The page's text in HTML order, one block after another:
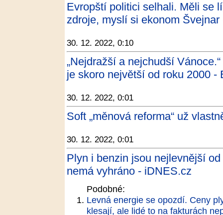
Evropští politici selhali. Měli se
zdroje, myslí si ekonom
30. 12. 2022, 0:10
„Nejdražší a nejchudší
je skoro největší od roku 2000 -
30. 12. 2022, 0:01
Soft „měnová reforma“ už
30. 12. 2022, 0:01
Plyn i benzin jsou nejlevnější
nemá vyhráno - iDNES.cz
Podobné:
Levná energie se opozdí. Ceny
klesají, ale lidé to na fakturách